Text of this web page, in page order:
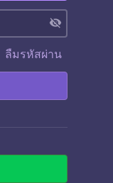
visibility_off
ลืมรหัสผ่าน